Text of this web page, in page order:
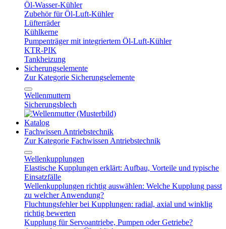
Öl-Wasser-Kühler
Zubehör für Öl-Luft-Kühler
Lüfterräder
Kühlkerne
Pumpenträger mit integriertem Öl-Luft-Kühler
KTR-PIK
Tankheizung
Sicherungselemente
Zur Kategorie Sicherungselemente
Wellenmuttern
Sicherungsblech
Katalog
Fachwissen Antriebstechnik
Zur Kategorie Fachwissen Antriebstechnik
Wellenkupplungen
Elastische Kupplungen erklärt: Aufbau, Vorteile und typische
Einsatzfälle
Wellenkupplungen richtig auswählen: Welche Kupplung passt
zu welcher Anwendung?
Fluchtungsfehler bei Kupplungen: radial, axial und winklig
richtig bewerten
Kupplung für Servoantriebe, Pumpen oder Getriebe?